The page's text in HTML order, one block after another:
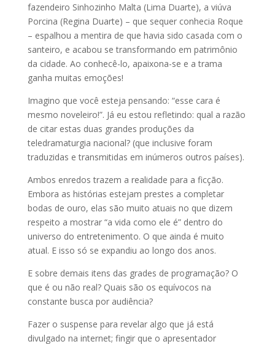
fazendeiro Sinhozinho Malta (Lima Duarte), a viúva
Porcina (Regina Duarte) – que sequer conhecia Roque
– espalhou a mentira de que havia sido casada com o
santeiro, e acabou se transformando em patrimônio
da cidade. Ao conhecê-lo, apaixona-se e a trama
ganha muitas emoções!
Imagino que você esteja pensando: “esse cara é
mesmo noveleiro!”. Já eu estou refletindo: qual a razão
de citar estas duas grandes produções da
teledramaturgia nacional? (que inclusive foram
traduzidas e transmitidas em inúmeros outros países).
Ambos enredos trazem a realidade para a ficção.
Embora as histórias estejam prestes a completar
bodas de ouro, elas são muito atuais no que dizem
respeito a mostrar “a vida como ele é” dentro do
universo do entretenimento. O que ainda é muito
atual. E isso só se expandiu ao longo dos anos.
E sobre demais itens das grades de programação? O
que é ou não real? Quais são os equívocos na
constante busca por audiência?
Fazer o suspense para revelar algo que já está
divulgado na internet; fingir que o apresentador